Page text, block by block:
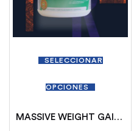
SELECCIONAR
OPCIONES
MASSIVE WEIGHT GAINER SQUADRA